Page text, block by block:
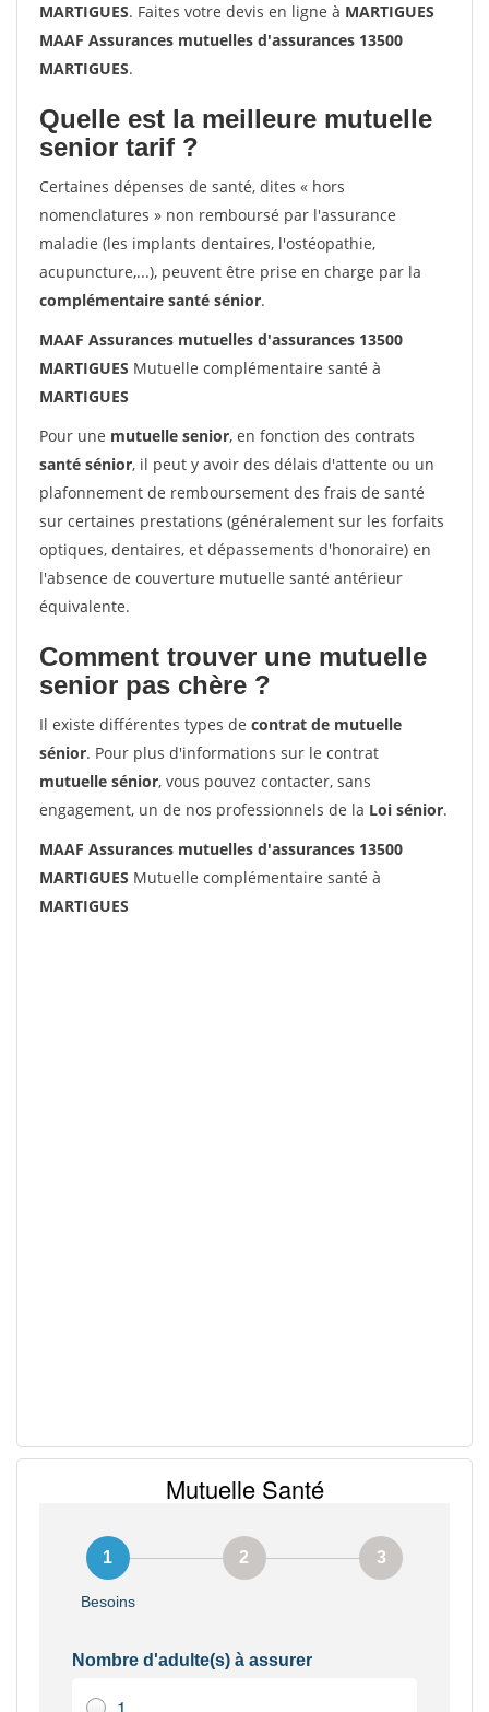
MARTIGUES. Faites votre devis en ligne à MARTIGUES
MAAF Assurances mutuelles d'assurances 13500
MARTIGUES.
Quelle est la meilleure mutuelle
senior tarif ?
Certaines dépenses de santé, dites « hors
nomenclatures » non remboursé par l'assurance
maladie (les implants dentaires, l'ostéopathie,
acupuncture,...), peuvent être prise en charge par la
complémentaire santé sénior.
MAAF Assurances mutuelles d'assurances 13500
MARTIGUES Mutuelle complémentaire santé à
MARTIGUES
Pour une mutuelle senior, en fonction des contrats
santé sénior, il peut y avoir des délais d'attente ou un
plafonnement de remboursement des frais de santé
sur certaines prestations (généralement sur les forfaits
optiques, dentaires, et dépassements d'honoraire) en
l'absence de couverture mutuelle santé antérieur
équivalente.
Comment trouver une mutuelle
senior pas chère ?
Il existe différentes types de contrat de mutuelle
sénior. Pour plus d'informations sur le contrat
mutuelle sénior, vous pouvez contacter, sans
engagement, un de nos professionnels de la Loi sénior.
MAAF Assurances mutuelles d'assurances 13500
MARTIGUES Mutuelle complémentaire santé à
MARTIGUES